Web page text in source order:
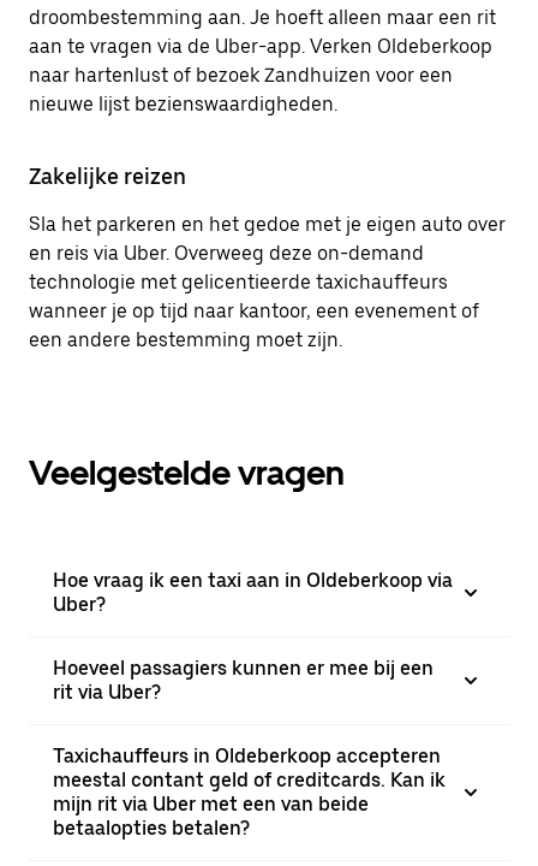
droombestemming aan. Je hoeft alleen maar een rit
aan te vragen via de Uber-app. Verken Oldeberkoop
naar hartenlust of bezoek Zandhuizen voor een
nieuwe lijst bezienswaardigheden.
Zakelijke reizen
Sla het parkeren en het gedoe met je eigen auto over
en reis via Uber. Overweeg deze on-demand
technologie met gelicentieerde taxichauffeurs
wanneer je op tijd naar kantoor, een evenement of
een andere bestemming moet zijn.
Veelgestelde vragen
Hoe vraag ik een taxi aan in Oldeberkoop via
Uber?
Hoeveel passagiers kunnen er mee bij een
rit via Uber?
Taxichauffeurs in Oldeberkoop accepteren
meestal contant geld of creditcards. Kan ik
mijn rit via Uber met een van beide
betaalopties betalen?